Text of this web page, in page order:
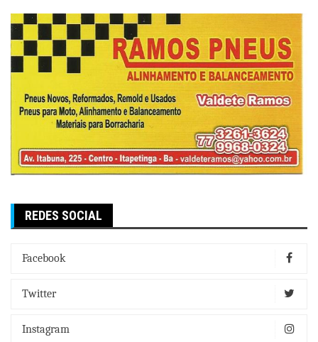
REDES SOCIAL
Facebook
Twitter
Instagram